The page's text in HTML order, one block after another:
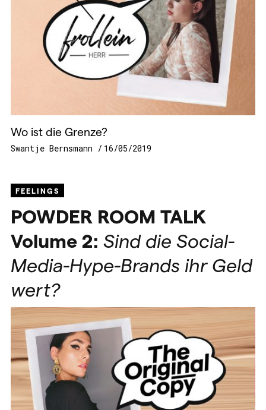
Wo ist die Grenze?
Swantje Bernsmann 16/05/2019
FEELINGS
POWDER ROOM TALK
Volume 2: Sind die Social-
Media-Hype-Brands ihr Geld
wert?